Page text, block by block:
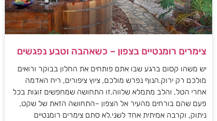
צימרים רומנטיים בצפון – כשאהבה וטבע נפגשים
יש משהו קסום ברגע שבו אתם פותחים את החלון בבוקר ורואים
מולכם רק ירוק.הנוף נפרש מולכם, ציוץ ציפורים, ריח האדמה
אחרי הטל, והלב מתמלא שלווה.זו התחושה שמחפשים זוגות בכל
פעם שהם בורחים מהעיר אל הצפון –התחושה הזאת של שקט,
ניתוק, וקרבה אמיתית אחד לשני.לא סתם צימרים רומנטיים